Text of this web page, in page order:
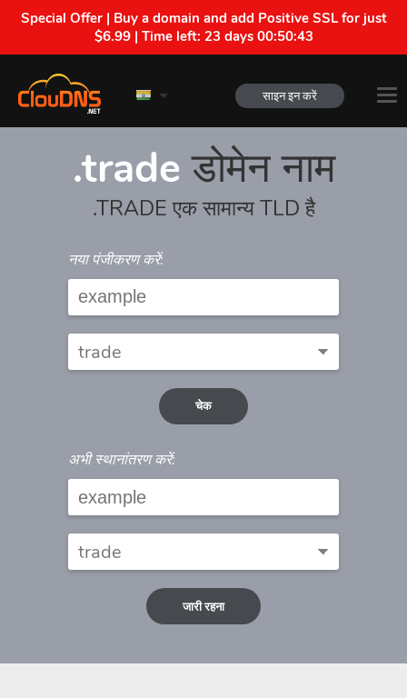
Special Offer | Buy a domain and add Positive SSL for just
$6.99 | Time left: 23 days 00:50:43
साइन इन करें
.trade डोमेन नाम
.TRADE एक सामान्य TLD है
नया पंजीकरण करें:
चेक
अभी स्थानांतरण करें:
जारी रहना